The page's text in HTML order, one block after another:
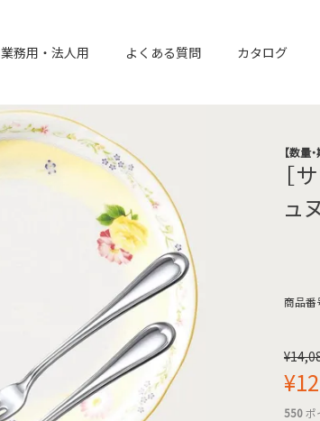
業務用・法人用 よくある質問 カタログ
【数量
［
ュ
商品番
¥
¥
550ポ